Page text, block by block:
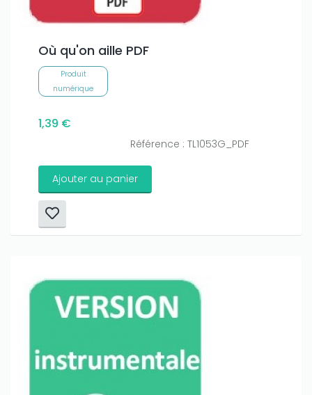
Où qu'on aille PDF
Produit
numérique
1,39 €
Référence : TL1053G_PDF
Ajouter au panier